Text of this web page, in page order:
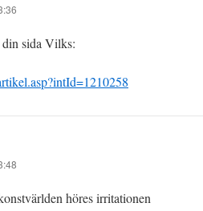
din sida Vilks:
höres irritationen